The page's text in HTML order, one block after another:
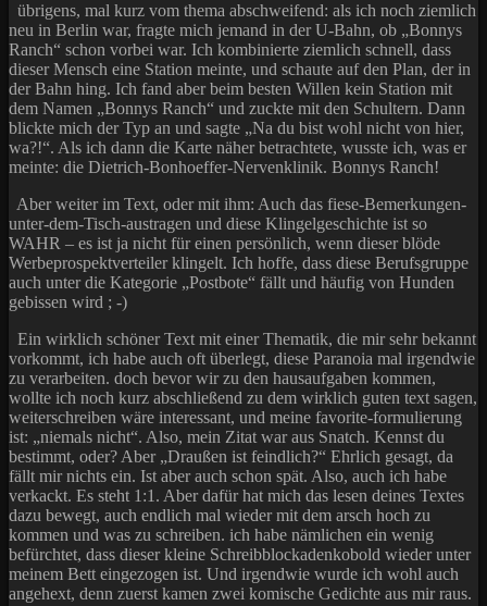
übrigens, mal kurz vom thema abschweifend: als ich noch ziemlich
neu in Berlin war, fragte mich jemand in der U-Bahn, ob „Bonnys
Ranch“ schon vorbei war. Ich kombinierte ziemlich schnell, dass
dieser Mensch eine Station meinte, und schaute auf den Plan, der in
der Bahn hing. Ich fand aber beim besten Willen kein Station mit
dem Namen „Bonnys Ranch“ und zuckte mit den Schultern. Dann
blickte mich der Typ an und sagte „Na du bist wohl nicht von hier,
wa?!“. Als ich dann die Karte näher betrachtete, wusste ich, was er
meinte: die Dietrich-Bonhoeffer-Nervenklinik. Bonnys Ranch!
Aber weiter im Text, oder mit ihm: Auch das fiese-Bemerkungen-
unter-dem-Tisch-austragen und diese Klingelgeschichte ist so
WAHR – es ist ja nicht für einen persönlich, wenn dieser blöde
Werbeprospektverteiler klingelt. Ich hoffe, dass diese Berufsgruppe
auch unter die Kategorie „Postbote“ fällt und häufig von Hunden
gebissen wird ; -)
Ein wirklich schöner Text mit einer Thematik, die mir sehr bekannt
vorkommt, ich habe auch oft überlegt, diese Paranoia mal irgendwie
zu verarbeiten. doch bevor wir zu den hausaufgaben kommen,
wollte ich noch kurz abschließend zu dem wirklich guten text sagen,
weiterschreiben wäre interessant, und meine favorite-formulierung
ist: „niemals nicht“. Also, mein Zitat war aus Snatch. Kennst du
bestimmt, oder? Aber „Draußen ist feindlich?“ Ehrlich gesagt, da
fällt mir nichts ein. Ist aber auch schon spät. Also, auch ich habe
verkackt. Es steht 1:1. Aber dafür hat mich das lesen deines Textes
dazu bewegt, auch endlich mal wieder mit dem arsch hoch zu
kommen und was zu schreiben. ich habe nämlichen ein wenig
befürchtet, dass dieser kleine Schreibblockadenkobold wieder unter
meinem Bett eingezogen ist. Und irgendwie wurde ich wohl auch
angehext, denn zuerst kamen zwei komische Gedichte aus mir raus.